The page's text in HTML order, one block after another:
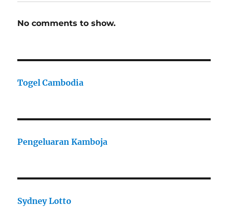
No comments to show.
Togel Cambodia
Pengeluaran Kamboja
Sydney Lotto